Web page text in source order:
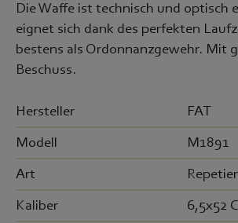
Die Waffe ist technisch und optisch
eignet sich dank des perfekten
bestens als Ordonnanzgewehr. Mit
Beschuss.
Hersteller FAT
Modell M1891
Art
Kaliber 6,5x52